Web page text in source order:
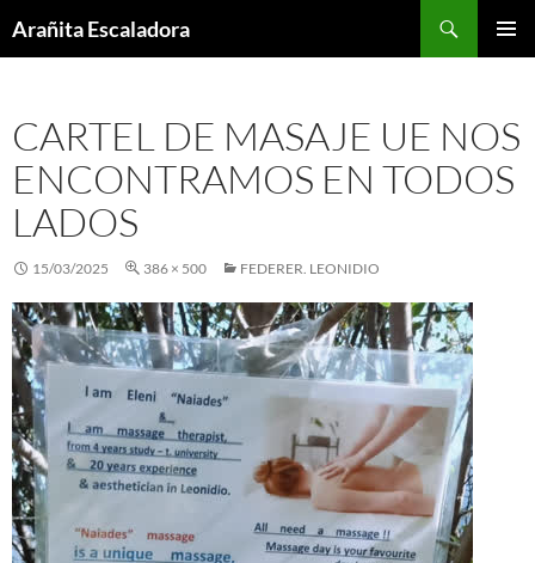
toArañita Escaladora
CARTEL DE MASAJE UE NOS
ENCONTRAMOS EN TODOS
LADOS
15/03/2025 386 × 500 FEDERER. LEONIDIO